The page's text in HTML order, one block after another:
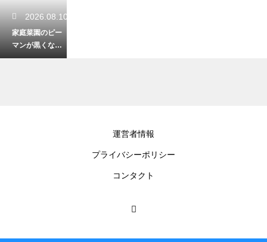
2026.08.10
家庭菜園のピー
マンが黒くなる
原因は？美味し
運営者情報
プライバシーポリシー
コンタクト